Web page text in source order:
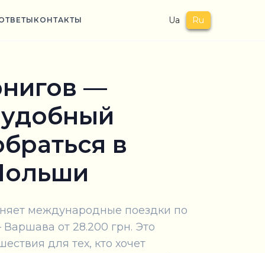
КОНТАКТЫ Ua Ru
—
в
международные поездки по
от 28.200 грн. Это
для тех, кто хочет